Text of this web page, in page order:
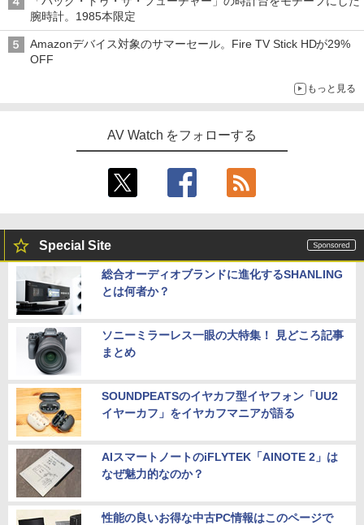
腕時計。1985本限定
Amazonデバイス対象のサマーセール。Fire TV Stick HDが29%
OFF
もっと見る
AV Watch をフォローする
Special Site
総合オーディオブランドに進化するSHANLING
とは何者か？
ソニーミラーレス一眼の大特集！ 見どころ記事
まとめ
SOUNDPEATSのイヤカフ型イヤフォン「UU2
イヤーカフ」をイヤカフマニアが語る
AIスマートノートのiFLYTEK「AINOTE 2」は
なぜ魅力的なのか？
性能の良いお得な中古PC情報はこのページで